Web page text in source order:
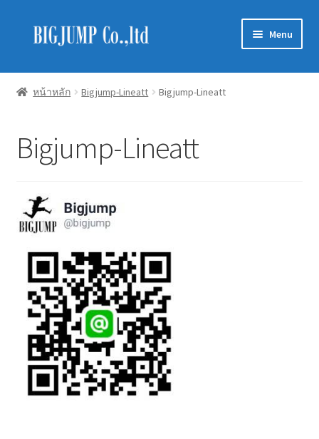
Skip
Skip
Menu
Schneider Electric
EVE Lighting
Mitsubishi
LUXRAM
GATA
Marvel electric
Miro
หน้าหลัก Bigjump-Lineatt Bigjump-Lineatt
Bigjump-Lineatt